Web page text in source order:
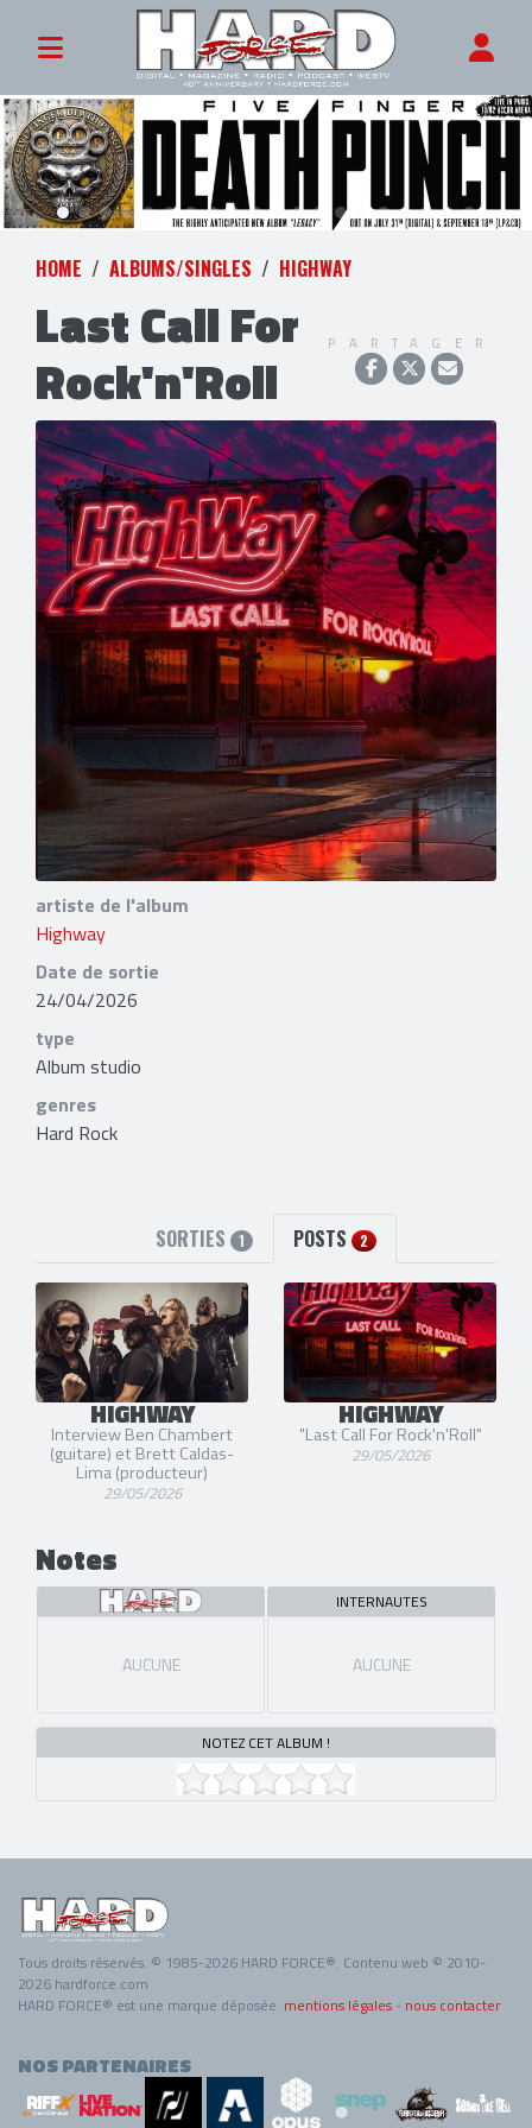
HOME ALBUMS/SINGLES HIGHWAY
Last Call For
Rock'n'Roll
PARTAGER
artiste de l'album
Highway
Date de sortie
24/04/2026
type
Album studio
genres
Hard Rock
SORTIES 1 POSTS 2
HIGHWAY
Interview Ben Chambert
(guitare) et Brett Caldas-
Lima (producteur)
29/05/2026
HIGHWAY
"Last Call For Rock'n'Roll"
29/05/2026
Notes
AUCUNE
INTERNAUTES
AUCUNE
NOTEZ CET ALBUM !
Tous droits réservés. © 1985-2026 HARD FORCE®. Contenu web © 2010-
2026 hardforce.com
HARD FORCE® est une marque déposée. mentions légales - nous contacter
NOS PARTENAIRES